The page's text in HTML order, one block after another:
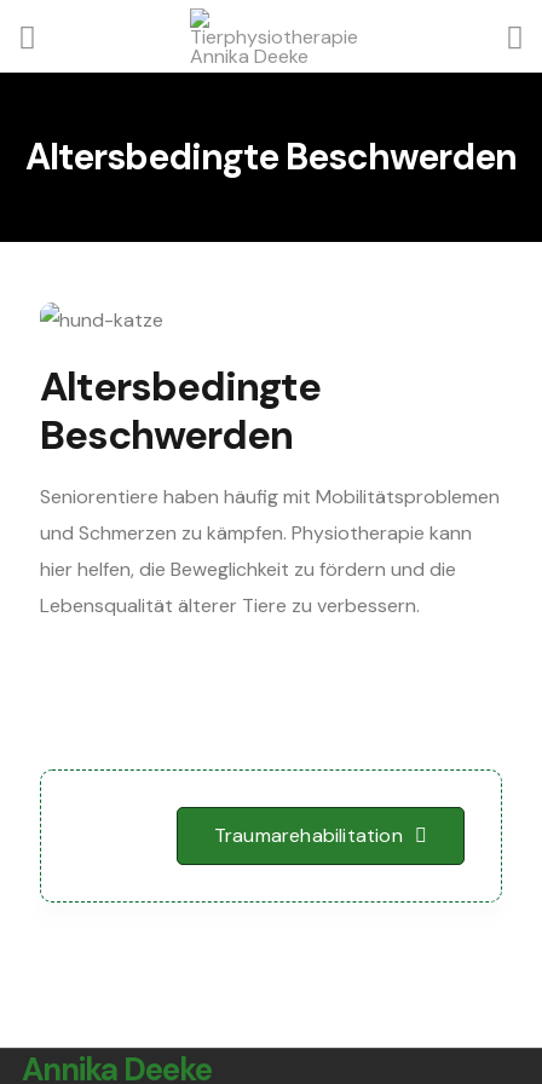
Altersbedingte Beschwerden
Altersbedingte
Beschwerden
Seniorentiere haben häufig mit Mobilitätsproblemen
und Schmerzen zu kämpfen. Physiotherapie kann
hier helfen, die Beweglichkeit zu fördern und die
Lebensqualität älterer Tiere zu verbessern.
Traumarehabilitation
Annika Deeke